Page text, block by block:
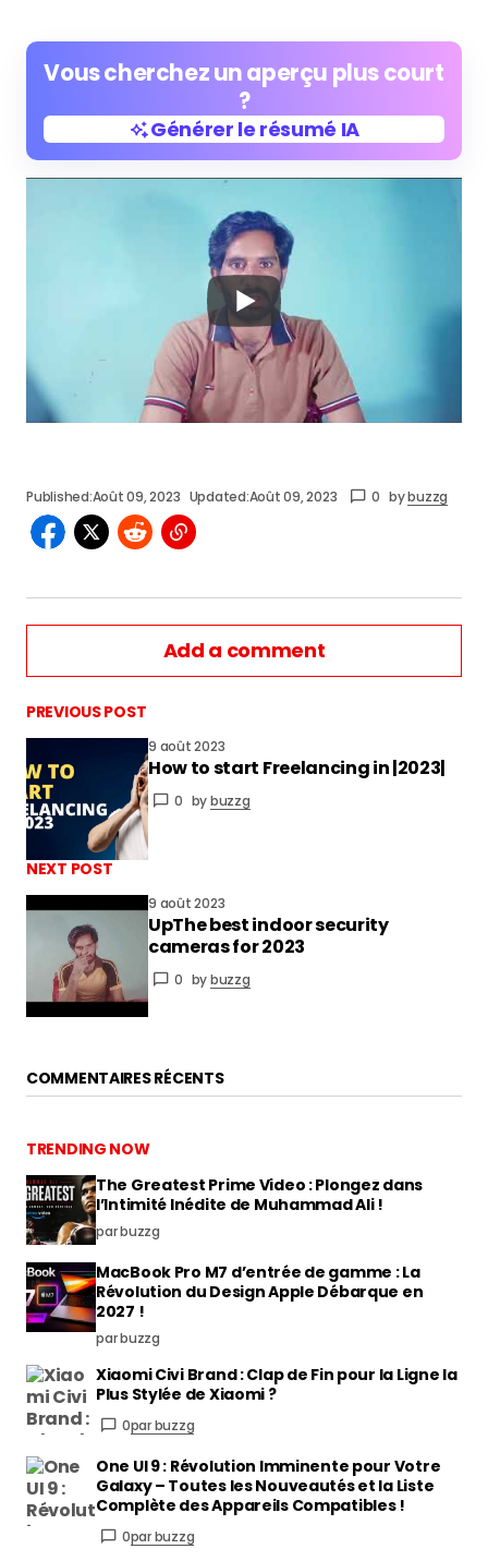
Vous cherchez un aperçu plus court
?
Générer le résumé IA
Générer le résumé IA
Published:Août 09, 2023 Updated:Août 09, 2023 0 bybuzzg
Add a comment
vous connecter
PREVIOUS POST
9 août 2023
How to start Freelancing in |2023|
0 bybuzzg
NEXT POST
9 août 2023
UpThe best indoor security
cameras for 2023
0 bybuzzg
COMMENTAIRES RÉCENTS
TRENDING NOW
The Greatest Prime Video : Plongez dans
l’Intimité Inédite de Muhammad Ali !
par buzzg
MacBook Pro M7 d’entrée de gamme : La
Révolution du Design Apple Débarque en
2027 !
par buzzg
Xiaomi Civi Brand : Clap de Fin pour la Ligne la
Plus Stylée de Xiaomi ?
0par buzzg
One UI 9 : Révolution Imminente pour Votre
Galaxy – Toutes les Nouveautés et la Liste
Complète des Appareils Compatibles !
0par buzzg